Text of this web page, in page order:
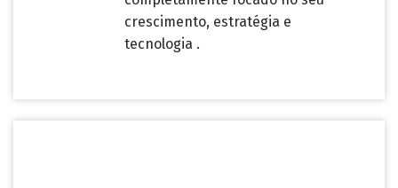
crescimento, estratégia e
tecnologia .